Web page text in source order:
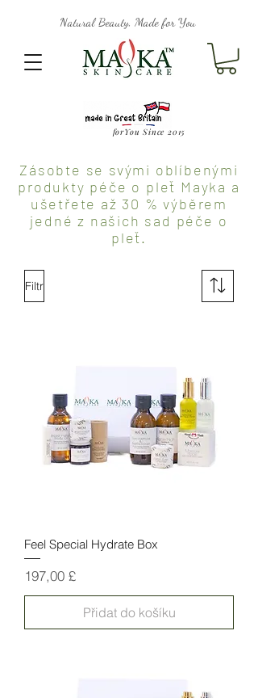
forYou Since 2015
Natural Beauty, Made for You
Zásobte se svými oblíbenými
produkty péče o pleť Mayka a
ušetřete až 30 % výběrem
jedné z našich sad péče o
pleť.
Filtr
Feel Special Hydrate Box
Cena
197,00 £
Přidat do košíku